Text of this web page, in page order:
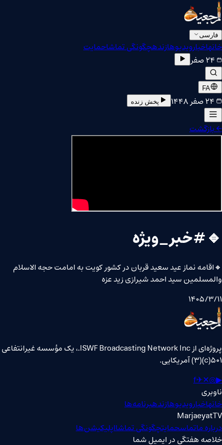
فارسی
خانهاخبارویدیوهازندهچگونگی تماشاحمایت
۲۴ صفر
FA
۲۴ صفر ۱۴۴۸ پخش زنده
←بازگشت
🔹#خبر_ویژه
🔸اقامه نماز عید سعید قربان در کشور کویت به امامت حجه الاسلام
والمسلمین سید احمد شیرازی زید عزه
۱۴۰۵/۳/۱۱
پروژه‌ای از ISWF Broadcasting Network Inc.، یک مؤسسه غیرانتفاعی
۵۰۱(c)(۳) آمریکایی.
▶
◎
✕
✈
f
ناوبری
خانهاخبارویدیوهازندهبرنامه‌ها
MarjaeyatTV
درباره ماتماسحمایتچگونگی تماشااپلیکیشن‌ها
خلاصه هفتگی در ایمیل شما